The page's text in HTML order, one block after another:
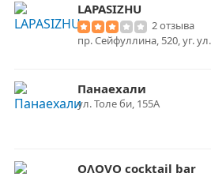
LAPASIZHU
2 отзыва
пр. Сейфуллина, 520, уг.
Панаехали
ул. Толе би, 155А
OɅOVO cocktail bar